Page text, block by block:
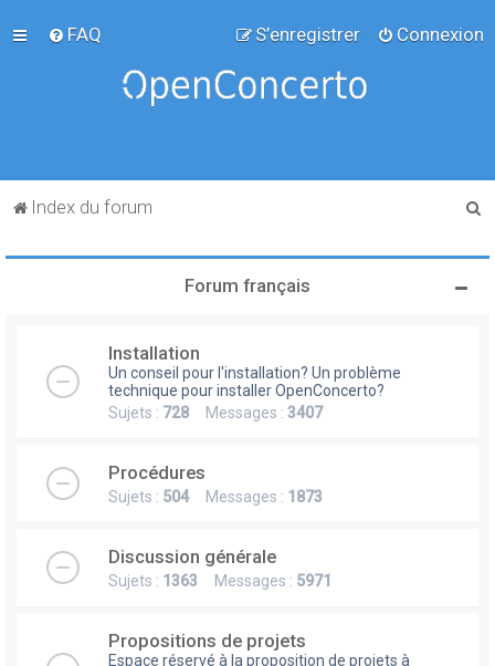
FAQ Connexion
S’enregistrer
Index du forum
Forum français
Installation
Un conseil pour l'installation? Un problème
technique pour installer OpenConcerto?
Sujets : 728 Messages : 3407
Procédures
Sujets : 504Messages : 1873
Discussion générale
Sujets : 1363 Messages : 5971
Propositions de projets
Espace réservé à la proposition de projets à